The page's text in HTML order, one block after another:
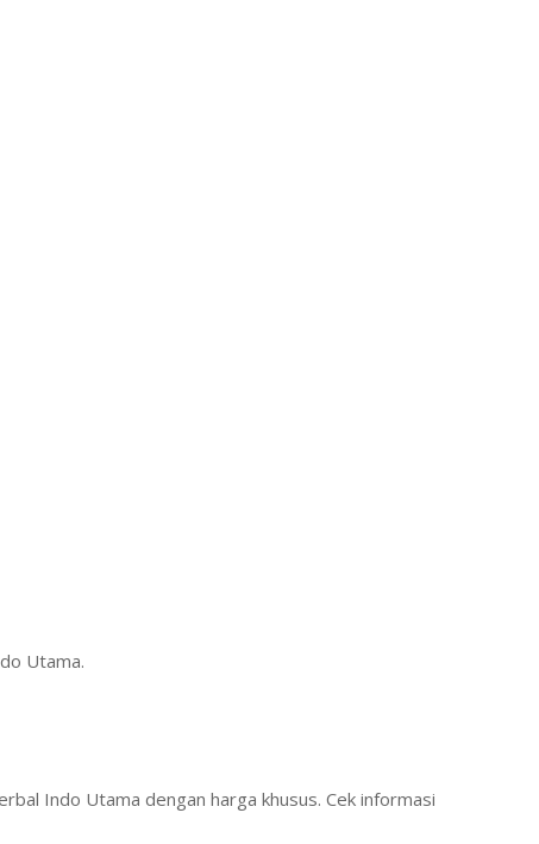
Utama.
Indo Utama dengan harga khusus. Cek informasi